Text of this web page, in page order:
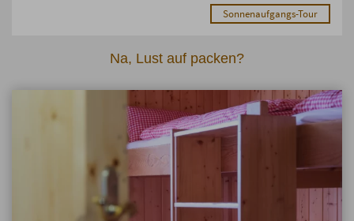
Sonnenaufgangs-Tour
Na, Lust auf packen?